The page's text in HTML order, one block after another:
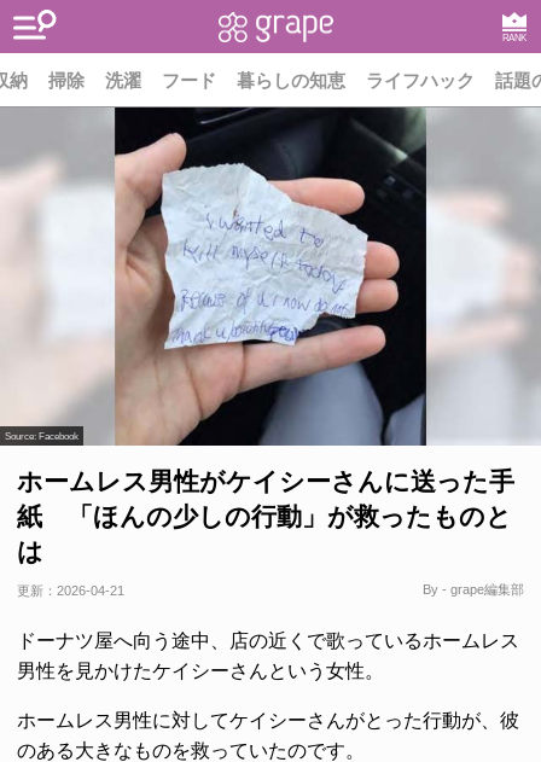
RANK
納 掃除 洗濯 フード 暮らしの知恵 ライフハック 話題
Source: Facebook
ホームレス男性がケイシーさんに送った手
紙 「ほんの少しの行動」が救ったものと
は
更新： 2026-04-21 By - grape編集部
ドーナツ屋へ向う途中、店の近くで歌っているホームレス
男性を見かけたケイシーさんという女性。
ホームレス男性に対してケイシーさんがとった行動が、彼
のある大きなものを救っていたのです。